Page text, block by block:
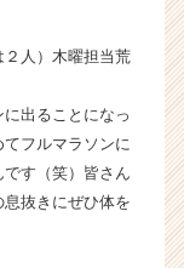
人）木曜担当荒
出ることになっ
フルマラソンに
す（笑）皆さん
抜きにぜひ体を